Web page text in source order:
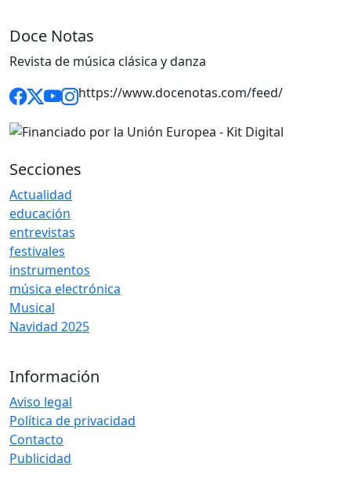
Doce Notas
Revista de música clásica y danza
https://www.docenotas.com/feed/
Secciones
Actualidad
educación
entrevistas
festivales
instrumentos
música electrónica
Musical
Navidad 2025
Información
Aviso legal
Política de privacidad
Contacto
Publicidad